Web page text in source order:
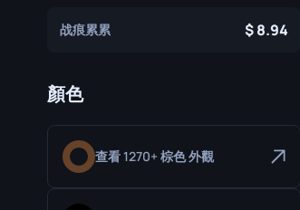
战痕累累 8.94
顏色
查看 1270+ 棕色 外觀